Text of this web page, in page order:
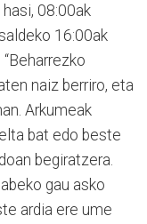
08:00ak
16:00ak
naiz berriro, eta
Arkumeak
bat edo beste
begiratzera.
gau asko
ardia ere ume